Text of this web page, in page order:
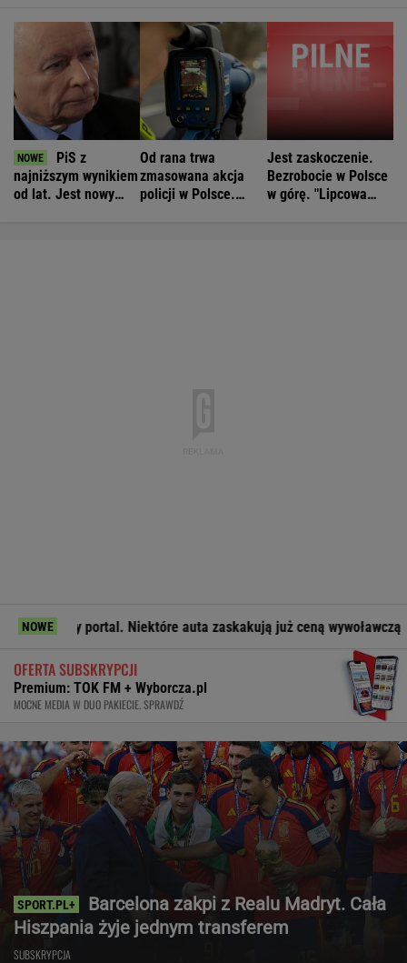
PiS z
najniższym wynikiem
od lat. Jest nowy
Od rana trwa
zmasowana akcja
policji w Polsce.
Jest zaskoczenie.
Bezrobocie w Polsce
w górę. "Lipcowa
NOWE
Niektóre auta zaskakują już ceną wywoławczą Media: A
OFERTA SUBSKRYPCJI
Premium: TOK FM + Wyborcza.pl
MOCNE MEDIA W DUO PAKIECIE. SPRAWDŹ
Barcelona zakpi z Realu Madryt. Cała
Hiszpania żyje jednym transferem
SUBSKRYPCJA